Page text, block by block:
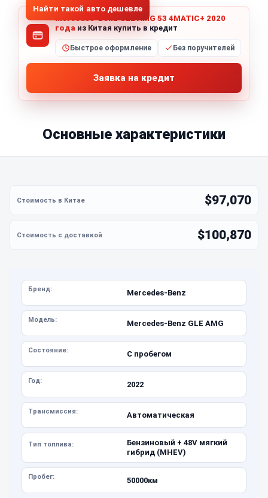
Найти такой авто дешевле
Mercedes-Benz GLE AMG 53 4MATIC+ 2020
года из Китая купить в кредит
Быстрое оформление Без поручителей
Заявка на кредит
Основные характеристики
$97,070
$100,870
Бренд: Mercedes-Benz
Модель: Mercedes-Benz GLE AMG
Состояние: С пробегом
Год: 2022
Трансмиссия: Автоматическая
Тип топлива:
Бензиновый + 48V мягкий
гибрид (MHEV)
Пробег: 50000км